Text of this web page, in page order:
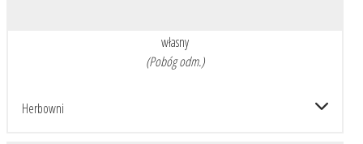
własny
(Pobóg odm.)
Herbowni